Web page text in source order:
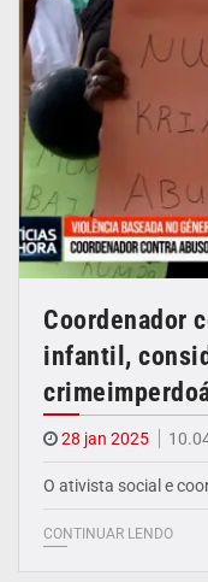
Coordenador
infantil,
28 jan 2025
O ativista social e
CONTINUAR LENDO